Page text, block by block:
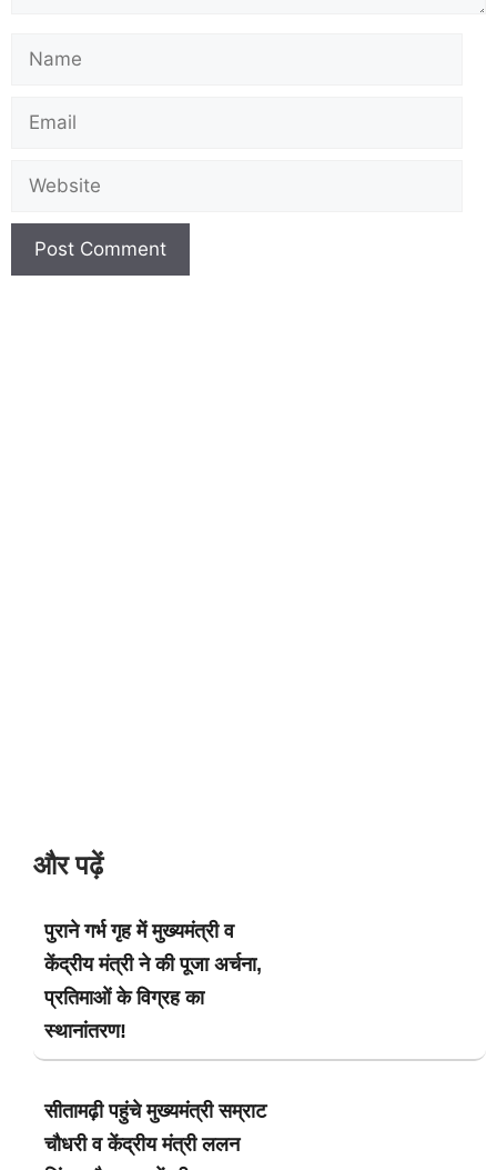
और पढ़ें
पुराने गर्भ गृह में मुख्यमंत्री व
केंद्रीय मंत्री ने की पूजा अर्चना,
प्रतिमाओं के विग्रह का
स्थानांतरण!
सीतामढ़ी पहुंचे मुख्यमंत्री सम्राट
चौधरी व केंद्रीय मंत्री ललन